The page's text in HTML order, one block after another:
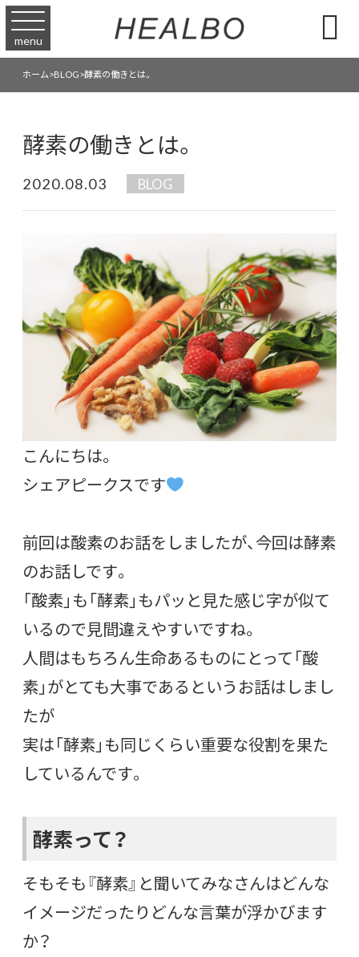
menu 
ホーム>BLOG>酵素の働きとは。
酵素の働きとは。
2020.08.03 BLOG
こんにちは。
シェアピークスです
前回は酸素のお話をしましたが、今回は酵素
のお話しです。
「酸素」も「酵素」もパッと見た感じ字が似て
いるので見間違えやすいですね。
人間はもちろん生命あるものにとって「酸
素」がとても大事であるというお話はしまし
たが
実は「酵素」も同じくらい重要な役割を果た
しているんです。
酵素って？
そもそも『酵素』と聞いてみなさんはどんな
イメージだったりどんな言葉が浮かびます
か？